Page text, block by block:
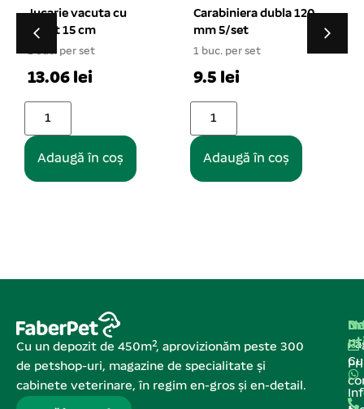
Carabiniera dubla 120
mm 5/set
1 buc. per set
9.5 lei
Adaugă în coș
Fundita elastica
pentru caini 12
perechi 4 cm 12 /set
24.36 lei
Adaugă în coș
Cu un depozit de 450m², aprovizionăm peste 300
de petshop-uri, magazine de specialitate și
cabinete veterinare, în regim en-gros și en-detail.